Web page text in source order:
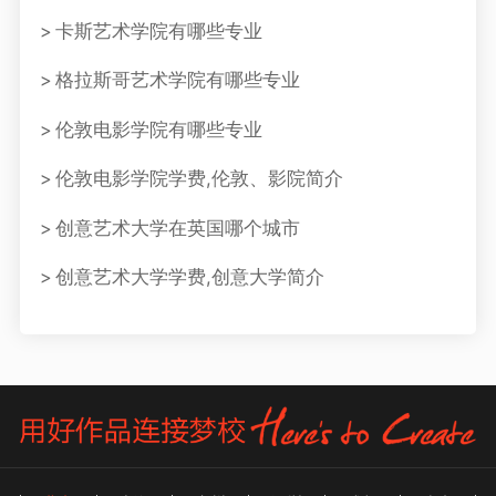
卡斯艺术学院有哪些专业
格拉斯哥艺术学院有哪些专业
伦敦电影学院有哪些专业
伦敦电影学院学费,伦敦、影院简介
创意艺术大学在英国哪个城市
创意艺术大学学费,创意大学简介